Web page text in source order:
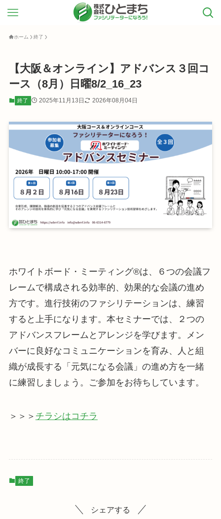
ホーム 終了
【大阪＆オンライン】アドバンス３回コ
ース（8月）日曜8/2_16_23
終了 2025年11月13日 2026年08月04日
ホワイトボード・ミーティング®は、６つの会議フ
レームで構成される効率的、効果的な会議の進め
方です。進行技術のファシリテーションは、練習
すると上手になります。本セミナーでは、２つの
アドバンスフレームとアレンジを学びます。メン
バーに良好なコミュニケーションを育み、人と組
織が成長する「元気になる会議」の進め方を一緒
に練習しましょう。ご参加をお待ちしています。
＞＞＞ チラシはコチラ
終了
シェアする